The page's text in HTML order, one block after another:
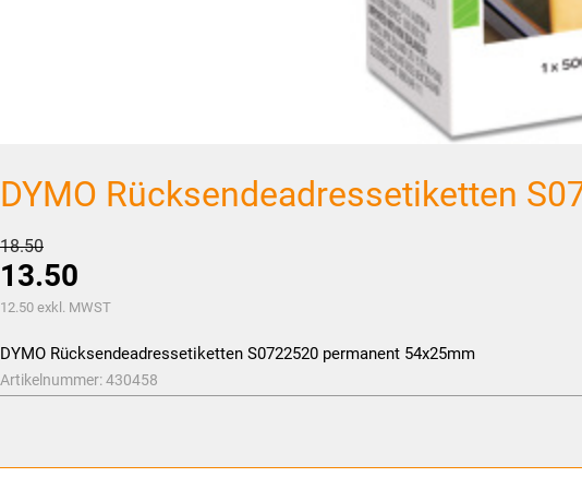
DYMO Rücksendeadressetiketten
18.50Ursprünglicher
Preis
war:
13.50
Aktueller
ist:
CHF13.50.
12.50 exkl. MWST
DYMO Rücksendeadressetiketten S0722520 permanent 54x25mm
Artikelnummer:430458